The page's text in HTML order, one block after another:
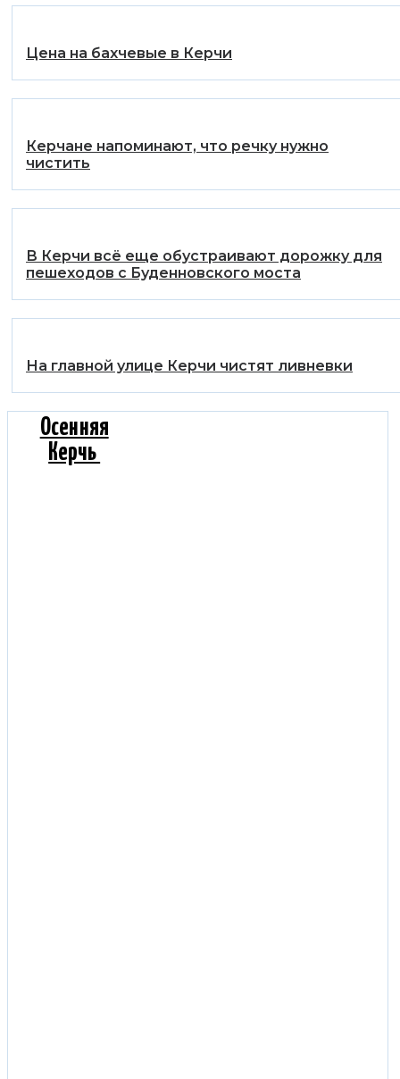
Цена на бахчевые в Керчи
Керчане напоминают, что речку нужно
чистить
В Керчи всё еще обустраивают дорожку для
пешеходов с Буденновского моста
На главной улице Керчи чистят ливневки
Осенняя
Керчь